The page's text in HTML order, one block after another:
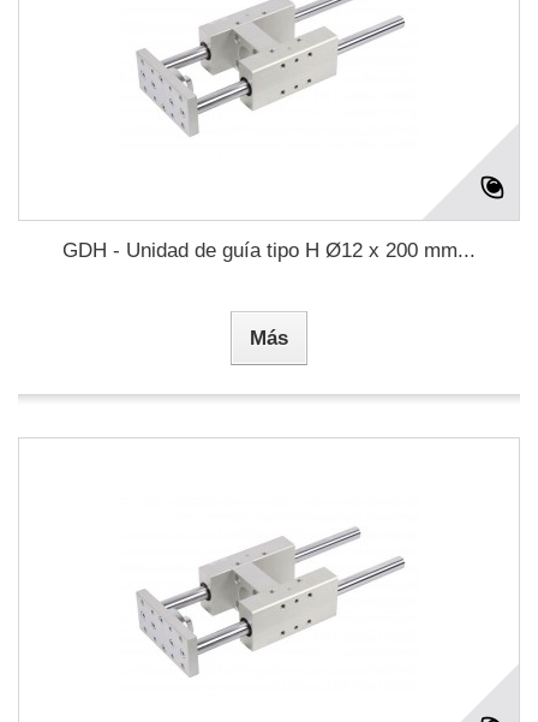
GDH - Unidad de guía tipo H Ø12 x 200 mm...
Más